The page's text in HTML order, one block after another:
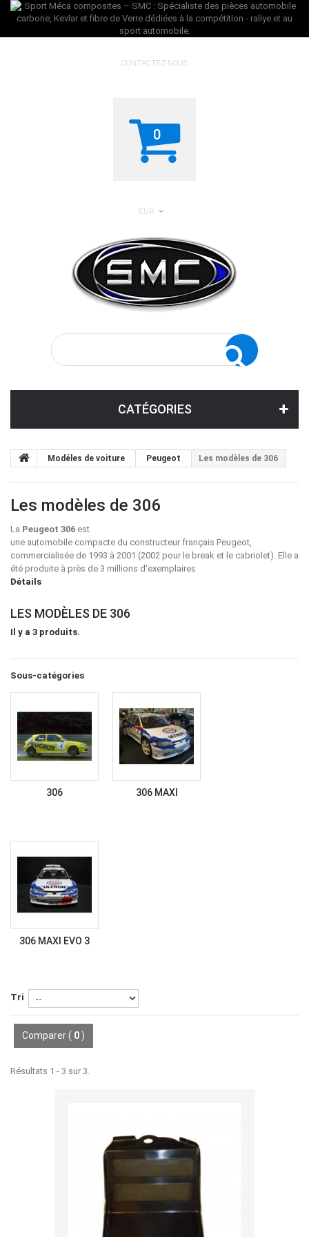
CONTACTEZ-NOUS
0
EUR
CATÉGORIES
Modéles de voiture Peugeot Les modèles de 306
Les modèles de 306
La Peugeot 306 est
une automobile compacte du constructeur français Peugeot,
commercialisée de 1993 à 2001 (2002 pour le break et le cabriolet). Elle a
été produite à près de 3 millions d'exemplaires
Détails
LES MODÈLES DE 306
Il y a 3 produits.
Sous-catégories
306 306 MAXI
306 MAXI EVO 3
Tri
Comparer ( 0 )
Résultats 1 - 3 sur 3.